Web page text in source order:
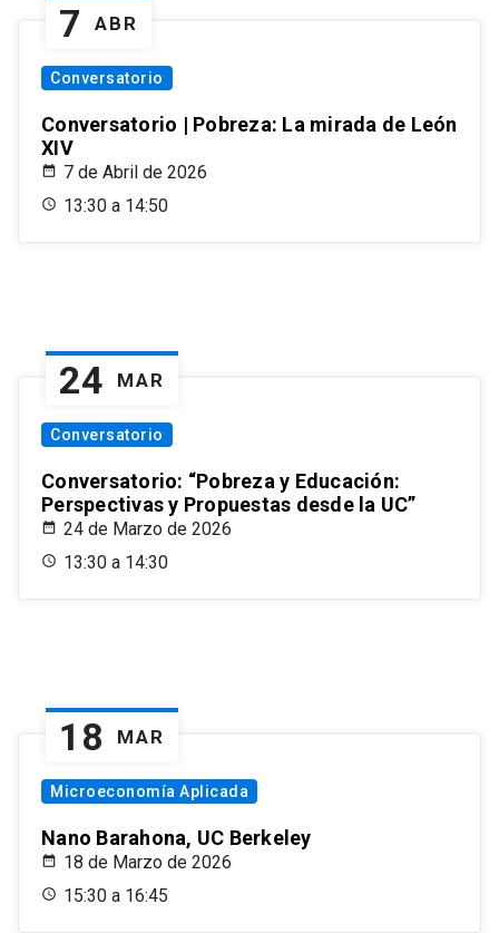
7 ABR
Conversatorio
Conversatorio | Pobreza: La mirada de León
XIV
7 de Abril de 2026
13:30 a 14:50
24 MAR
Conversatorio
Conversatorio: “Pobreza y Educación:
Perspectivas y Propuestas desde la UC”
24 de Marzo de 2026
13:30 a 14:30
18 MAR
Microeconomía Aplicada
Nano Barahona, UC Berkeley
18 de Marzo de 2026
15:30 a 16:45